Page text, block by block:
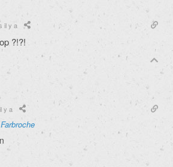
il y a
?!?!
y a
Farbroche